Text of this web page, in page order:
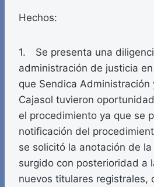
Hechos:
1. Se presenta una
administración de justicia
que Sendica Administración
Cajasol tuvieron
el procedimiento ya que se
notificación del
se solicitó la anotación de
surgido con posterioridad a
nuevos titulares registrales,